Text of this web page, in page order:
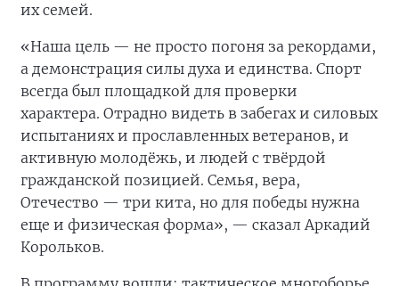
их семей.
«Наша цель — не просто погоня за рекордами,
а демонстрация силы духа и единства. Спорт
всегда был площадкой для проверки
характера. Отрадно видеть в забегах и силовых
испытаниях и прославленных ветеранов, и
активную молодёжь, и людей с твёрдой
гражданской позицией. Семья, вера,
Отечество — три кита, но для победы нужна
еще и физическая форма», — сказал Аркадий
Корольков.